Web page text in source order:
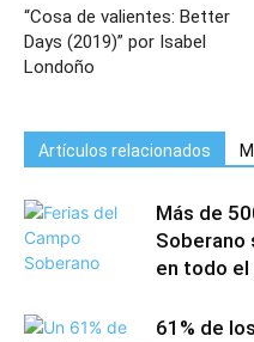
“Cosa de valientes: Better
Days (2019)” por Isabel
Londoño
Artículos relacionados
Más de
Soberano
en todo el
61% de